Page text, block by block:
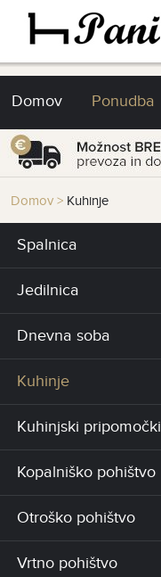
Domov Ponudba
Domov > Kuhinje
Spalnica
Jedilnica
Dnevna soba
Kuhinje
Kuhinjski pripomočki
Kopalniško pohištvo
Otroško pohištvo
Vrtno pohištvo